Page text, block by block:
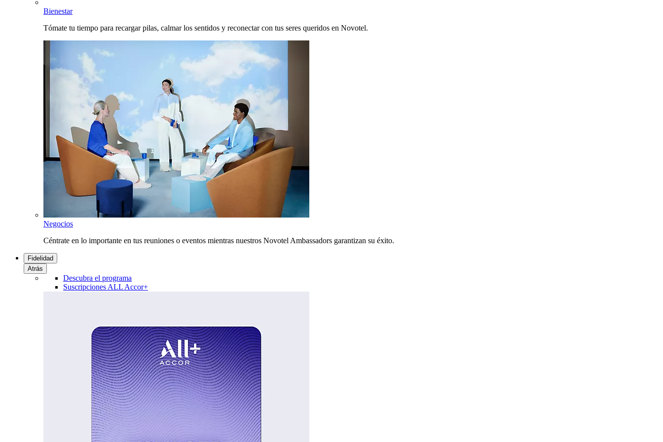
Bienestar
Tómate tu tiempo para recargar pilas, calmar los sentidos y reconectar con tus seres queridos en Novotel.
Negocios
Céntrate en lo importante en tus reuniones o eventos mientras nuestros Novotel Ambassadors garantizan su éxito.
Fidelidad
Atrás
Descubra el programa
Suscripciones ALL Accor+